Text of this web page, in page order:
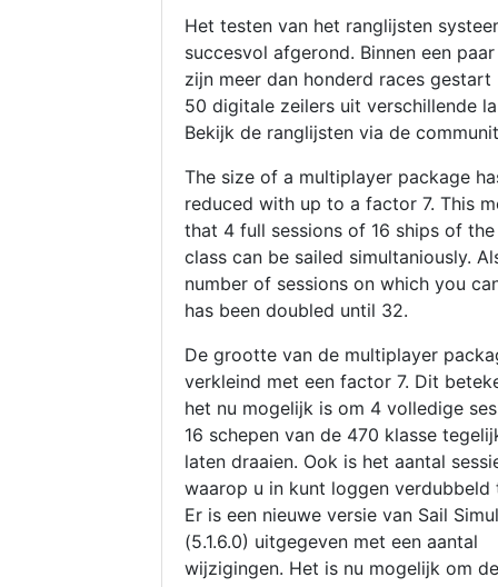
Het testen van het ranglijsten
succesvol afgerond. Binnen een
zijn meer dan honderd races gestart
50 digitale zeilers uit verschillende
Bekijk de ranglijsten via de
The size of a multiplayer package
reduced with up to a factor 7. This
that 4 full sessions of 16 ships of
class can be sailed simultaniously.
number of sessions on which you
has been doubled until 32.
De grootte van de multiplayer
verkleind met een factor 7. Dit
het nu mogelijk is om 4 volledige
16 schepen van de 470 klasse
laten draaien. Ook is het aantal
waarop u in kunt loggen verdubbeld
Er is een nieuwe versie van Sail
(5.1.6.0) uitgegeven met een aantal
wijzigingen. Het is nu mogelijk om de